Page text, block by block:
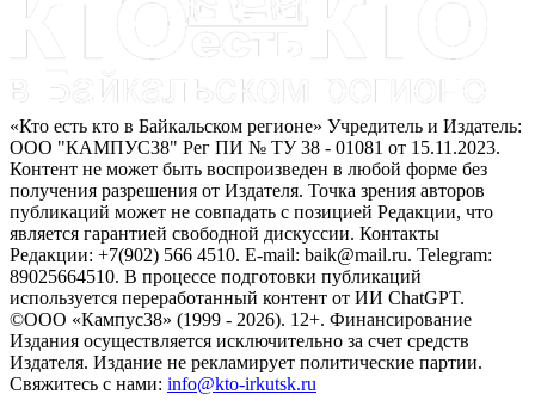
«Кто есть кто в Байкальском регионе» Учредитель и Издатель:
ООО "КАМПУС38" Рег ПИ № ТУ 38 - 01081 от 15.11.2023.
Контент не может быть воспроизведен в любой форме без
получения разрешения от Издателя. Точка зрения авторов
публикаций может не совпадать с позицией Редакции, что
является гарантией свободной дискуссии. Контакты
Редакции: +7(902) 566 4510. E-mail: baik@mail.ru. Telegram:
89025664510. В процессе подготовки публикаций
используется переработанный контент от ИИ ChatGPT.
©ООО «Кампус38» (1999 - 2026). 12+. Финансирование
Издания осуществляется исключительно за счет средств
Издателя. Издание не рекламирует политические партии.
Свяжитесь с нами: info@kto-irkutsk.ru